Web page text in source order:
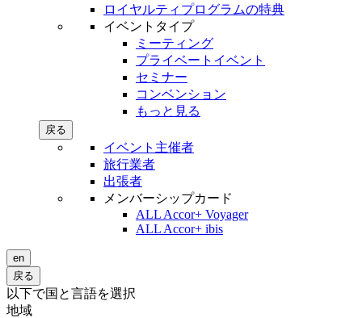
ロイヤルティプログラムの特典
イベントタイプ
ミーティング
プライベートイベント
セミナー
コンベンション
もっと見る
戻る
イベント主催者
旅行業者
出張者
メンバーシップカード
ALL Accor+ Voyager
ALL Accor+ ibis
en
戻る
以下で国と言語を選択
地域